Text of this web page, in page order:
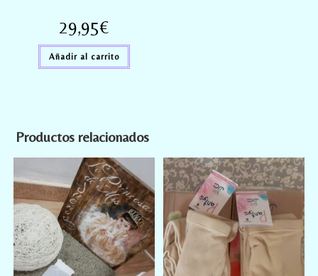
29,95€
Añadir al carrito
Productos relacionados